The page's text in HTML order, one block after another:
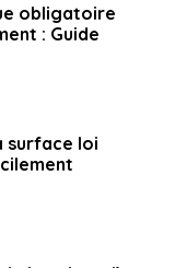
obligatoire
: Guide
surface loi